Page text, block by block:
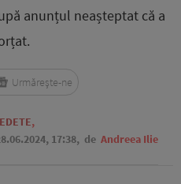
anunțul neașteptat că a
,
17:38, de Andreea Ilie
Urmărește-ne